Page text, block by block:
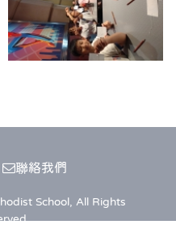
聯絡我們
School, All Rights